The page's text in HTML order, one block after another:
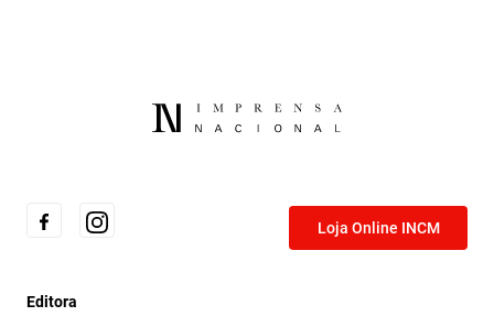
Loja Online INCM
Editora